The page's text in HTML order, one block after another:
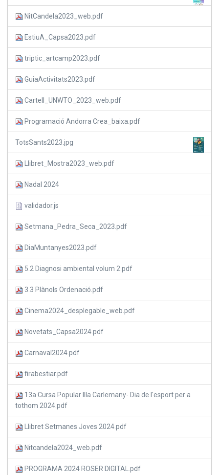
NitCandela2023_web.pdf
EstiuA_Capsa2023.pdf
triptic_artcamp2023.pdf
GuiaActivitats2023.pdf
Cartell_UNWTO_2023_web.pdf
Programació Andorra Crea_baixa.pdf
TotsSants2023.jpg
Llibret_Mostra2023_web.pdf
Nadal 2024
validador.js
Setmana_Pedra_Seca_2023.pdf
DiaMuntanyes2023.pdf
5.2 Diagnosi ambiental volum 2.pdf
3.3 Plànols Ordenació.pdf
Cinema2024_desplegable_web.pdf
Novetats_Capsa2024.pdf
Carnaval2024.pdf
firabestiar.pdf
13a Cursa Popular Illa Carlemany- Dia de l'esport per a
tothom 2024.pdf
Llibret Setmanes Joves 2024.pdf
Nitcandela2024_web.pdf
PROGRAMA 2024 ROSER DIGITAL.pdf